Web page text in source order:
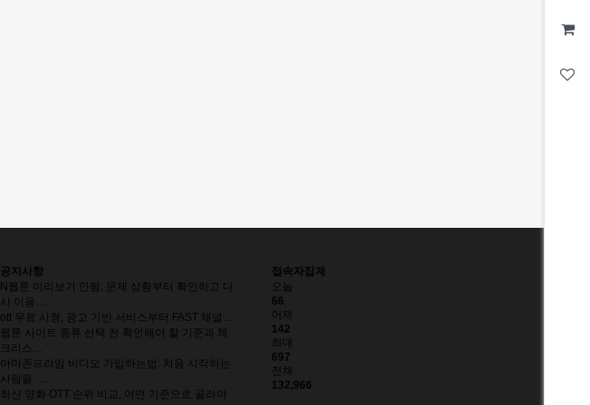
공지사항
N 웹툰 미리보기 안됨, 문제 상황부터 확인하고 다
시 이용…
ott 무료 시청, 광고 기반 서비스부터 FAST 채널…
웹툰 사이트 종류 선택 전 확인해야 할 기준과 체
크리스…
아마존프라임 비디오 가입하는법: 처음 시작하는
사람을 …
최신 영화 OTT 순위 비교, 어떤 기준으로 골라야
접속자집계
오늘
66
어제
142
최대
697
전체
132,966